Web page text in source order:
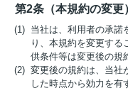
第2条（本規約の変更
(1) 当社は、利用者の承諾
り、本規約を変更する
供条件等は変更後の規
(2) 変更後の規約は、当社
した時点から効力を有